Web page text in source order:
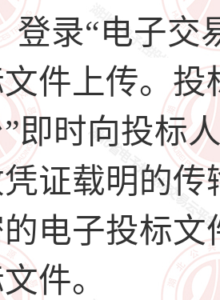
登录“电子
件上传。
即时向投标
证载明的
电子投标文
件。